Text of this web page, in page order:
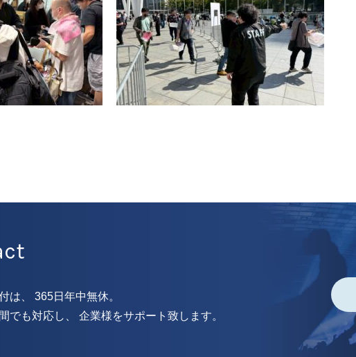
は、 365日年中無休。
でも対応し、 企業様をサポート致します。